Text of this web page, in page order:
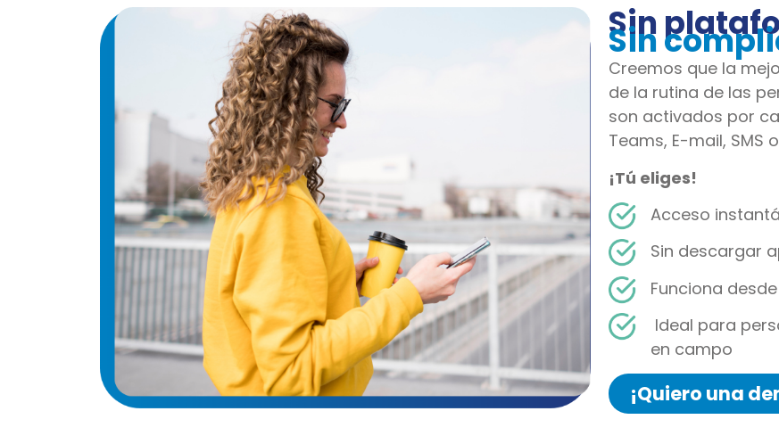
Sin
Sin
Creemos que la
de la rutina de las
son activados por
Teams, E-mail,
¡Tú eliges!
Acceso
Sin descargar
Funciona
Ideal para
en campo
¡Quiero una